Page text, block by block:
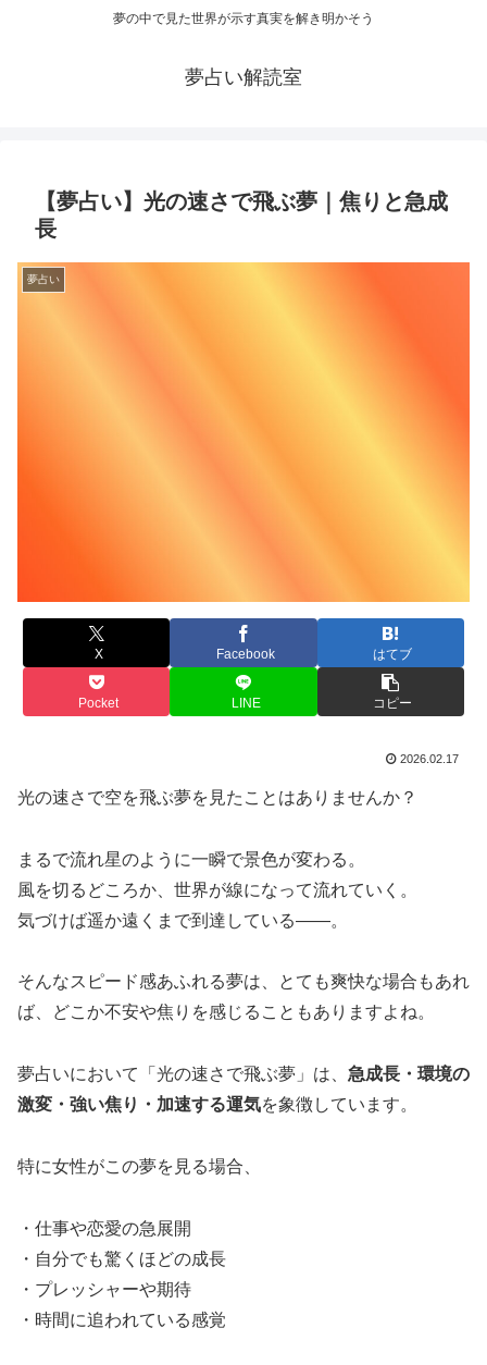
夢の中で見た世界が示す真実を解き明かそう
夢占い解読室
【夢占い】光の速さで飛ぶ夢｜焦りと急成
長
夢占い
X Facebook はてブ
Pocket LINE コピー
2026.02.17
光の速さで空を飛ぶ夢を見たことはありませんか？
まるで流れ星のように一瞬で景色が変わる。
風を切るどころか、世界が線になって流れていく。
気づけば遥か遠くまで到達している――。
そんなスピード感あふれる夢は、とても爽快な場合もあれ
ば、どこか不安や焦りを感じることもありますよね。
夢占いにおいて「光の速さで飛ぶ夢」は、 急成長・環境の
激変・強い焦り・加速する運気を象徴しています。
特に女性がこの夢を見る場合、
・仕事や恋愛の急展開
・自分でも驚くほどの成長
・プレッシャーや期待
・時間に追われている感覚